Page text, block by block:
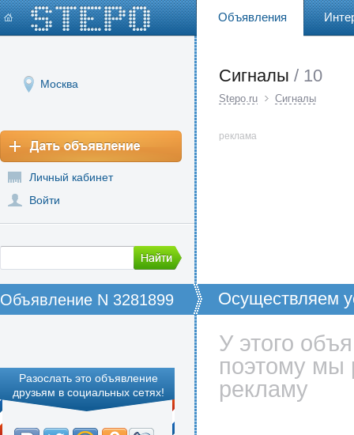
Объявления
Москва
Личный кабинет
Войти
Сигналы / 10
Stepo.ru Сигналы
реклама
Объявление N 3281899 Осуществляем
Разослать это объявление
друзьям в социальных сетях!
У этого
поэтому мы
рекламу